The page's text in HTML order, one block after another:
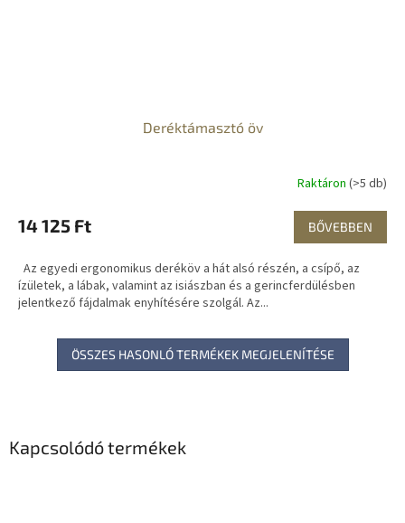
Kapcsolódó termékek
Deréktámasztó öv
Raktáron (>5 db)
14 125 Ft BŐVEBBEN
Az egyedi ergonomikus deréköv a hát alsó részén, a csípő, az
ízületek, a lábak, valamint az isiászban és a gerincferdülésben
jelentkező fájdalmak enyhítésére szolgál. Az...
ÖSSZES HASONLÓ TERMÉKEK MEGJELENÍTÉSE